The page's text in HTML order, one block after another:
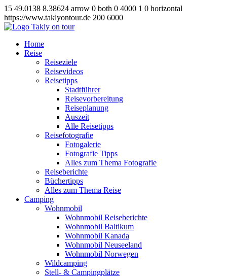
15 49.0138 8.38624 arrow 0 both 0 4000 1 0 horizontal
https://www.taklyontour.de 200 6000
Home
Reise
Reiseziele
Reisevideos
Reisetipps
Stadtführer
Reisevorbereitung
Reiseplanung
Auszeit
Alle Reisetipps
Reisefotografie
Fotogalerie
Fotografie Tipps
Alles zum Thema Fotografie
Reiseberichte
Büchertipps
Alles zum Thema Reise
Camping
Wohnmobil
Wohnmobil Reiseberichte
Wohnmobil Baltikum
Wohnmobil Kanada
Wohnmobil Neuseeland
Wohnmobil Norwegen
Wildcamping
Stell- & Campingplätze